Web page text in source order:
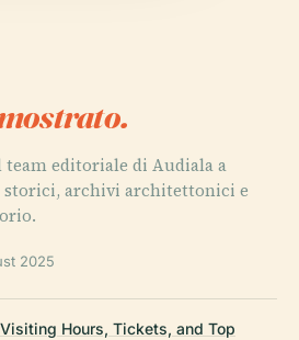
team editoriale di Audiala a
archivi architettonici e
2025
Hours, Tickets, and Top